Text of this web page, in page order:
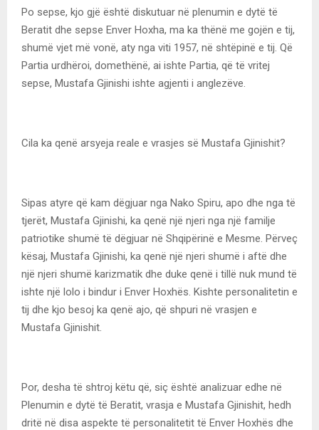
Po sepse, kjo gjë është diskutuar në plenumin e dytë të
Beratit dhe sepse Enver Hoxha, ma ka thënë me gojën e tij,
shumë vjet më vonë, aty nga viti 1957, në shtëpinë e tij. Që
Partia urdhëroi, domethënë, ai ishte Partia, që të vritej
sepse, Mustafa Gjinishi ishte agjenti i anglezëve.
Cila ka qenë arsyeja reale e vrasjes së Mustafa Gjinishit?
Sipas atyre që kam dëgjuar nga Nako Spiru, apo dhe nga të
tjerët, Mustafa Gjinishi, ka qenë një njeri nga një familje
patriotike shumë të dëgjuar në Shqipërinë e Mesme. Përveç
kësaj, Mustafa Gjinishi, ka qenë një njeri shumë i aftë dhe
një njeri shumë karizmatik dhe duke qenë i tillë nuk mund të
ishte një lolo i bindur i Enver Hoxhës. Kishte personalitetin e
tij dhe kjo besoj ka qenë ajo, që shpuri në vrasjen e
Mustafa Gjinishit.
Por, desha të shtroj këtu që, siç është analizuar edhe në
Plenumin e dytë të Beratit, vrasja e Mustafa Gjinishit, hedh
dritë në disa aspekte të personalitetit të Enver Hoxhës dhe